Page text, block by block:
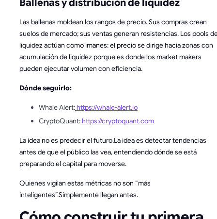
Ballenas y distribución de liquidez
Las ballenas moldean los rangos de precio. Sus compras crean
suelos de mercado; sus ventas generan resistencias. Los pools
liquidez actúan como imanes: el precio se dirige hacia zonas con
acumulación de liquidez porque es donde los market makers
pueden ejecutar volumen con eficiencia.
Dónde seguirlo:
Whale Alert:https://whale-alert.io
CryptoQuant:https://cryptoquant.com
La idea no es predecir el futuro.La idea es detectar tendencias
antes de que el público las vea, entendiendo dónde se está
preparando el capital para moverse.
Quienes vigilan estas métricas no son “más
inteligentes”.Simplemente llegan antes.